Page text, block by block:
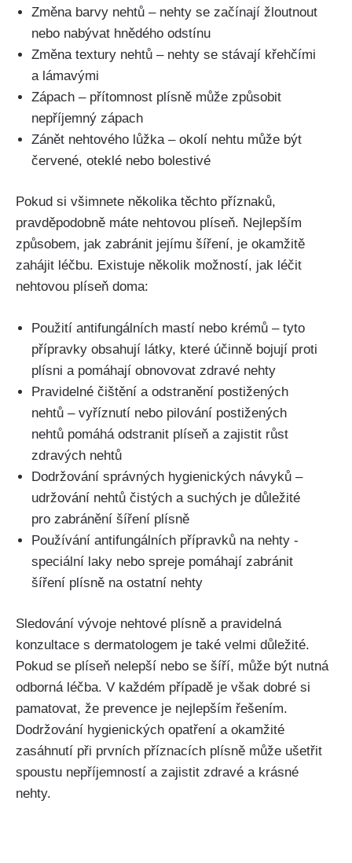
Změna barvy nehtů – nehty se začínají‍ žloutnout
nebo⁢ nabývat hnědého odstínu
Změna textury nehtů – nehty⁢ se stávají křehčími
a lámavými
Zápach⁢ – přítomnost⁤ plísně může způsobit‍
nepříjemný zápach
Zánět ⁤nehtového lůžka – okolí nehtu může být
červené, oteklé nebo ⁤bolestivé
Pokud si ⁣všimnete ⁣několika těchto příznaků,​
pravděpodobně máte nehtovou plíseň. ​Nejlepším
způsobem, jak zabránit jejímu šíření, je okamžitě
zahájit⁤ léčbu.⁣ Existuje několik ⁤možností,⁣ jak ⁢léčit
nehtovou plíseň doma:
Použití antifungálních mastí nebo krémů – tyto
přípravky obsahují látky, které účinně bojují proti
plísni a ​pomáhají obnovovat⁤ zdravé nehty
Pravidelné čištění a‌ odstranění postižených
nehtů – vyříznutí nebo ​pilování‍ postižených
nehtů ‍pomáhá odstranit plíseň a zajistit ⁤růst
zdravých nehtů
Dodržování správných hygienických návyků⁢ –
udržování nehtů čistých⁣ a suchých je důležité
pro zabránění šíření⁣ plísně
Používání antifungálních přípravků na​ nehty ‌-
speciální laky nebo spreje pomáhají zabránit
šíření plísně na ostatní nehty
Sledování vývoje nehtové plísně a pravidelná
konzultace s dermatologem⁢ je také velmi důležité.
Pokud se plíseň nelepší⁢ nebo se šíří, může být⁣ nutná
‍odborná‌ léčba. V každém ​případě je však dobré si
‍pamatovat, že prevence je​ nejlepším⁣ řešením.
Dodržování ‍hygienických opatření a⁢ okamžité
zasáhnutí ‌při prvních příznacích ‍plísně může ušetřit
spoustu nepříjemností a zajistit zdravé a krásné⁢
nehty.